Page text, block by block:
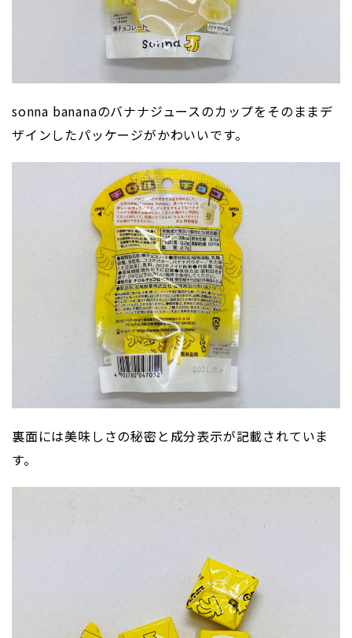
sonna bananaのバナナジュースのカップをそのままデ
ザインしたパッケージがかわいいです。
裏面には美味しさの秘密と成分表示が記載されていま
す。